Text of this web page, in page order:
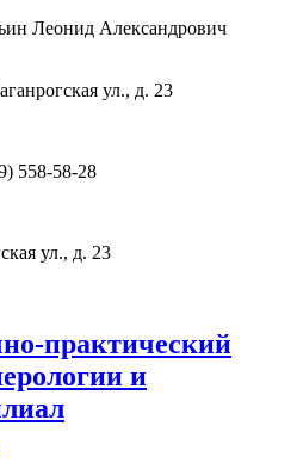
Леонид Александрович
ул., д. 23
558-58-28
ул., д. 23
практический
и